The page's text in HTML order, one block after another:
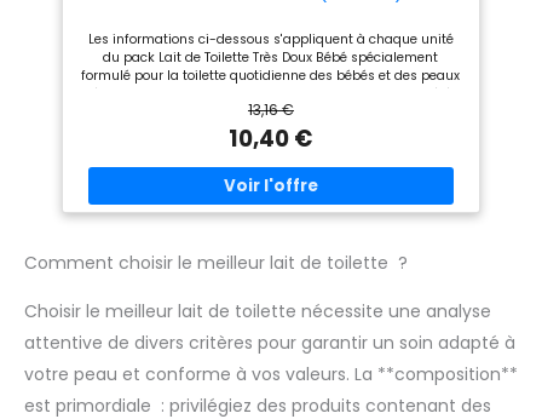
assurant une grande qualité
de produit. Flacon pompe de
750ml. Convient aux peaux
apaisée FABRIQUÉ EN FRANCE
est fabriqué en France,
favorisant l'emploi local et
assurant une grande qualité
Les informations ci-dessous s'appliquent à chaque unité
du pack Lait de Toilette Très Doux Bébé spécialement
formulé pour la toilette quotidienne des bébés et des peaux
délicates. Enrichie en huile d’amande douce aux propriétés
nourrissantes, elle nettoie efficacement et en douceur et
favorise le bon équilibre en eau de la peau. De plus elle
contient de la vitamine E pour protéger efficacement la
peau contre les agressions extérieures. Ce produit ne
nécessite pas de rinçage à l’eau. Pour une toilette optimale,
vous pouvez utiliser l’Eau Nettoyante Hydratante en
complément.
13,16 €
10,40 €
Comment choisir le meilleur lait de toilette ?
Choisir le meilleur lait de toilette nécessite une analyse
attentive de divers critères pour garantir un soin adapté à
votre peau et conforme à vos valeurs. La **composition**
est primordiale : privilégiez des produits contenant des